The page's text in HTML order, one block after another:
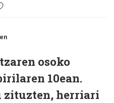
osoko
10ean.
zituzten, herriari